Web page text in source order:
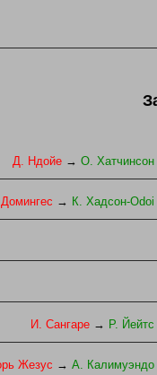
Д. Ндойе →О. Хатчинсон
Домингес → К. Хадсон-Оdoi
И. Сангаре → Р. Йейтс
Жезус →А. Калимуэндо